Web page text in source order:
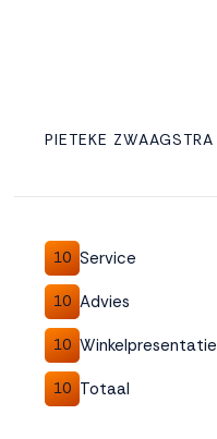
PIETEKE ZWAAGSTRA
10 Service
10 Advies
10 Winkelpresentatie
10 Totaal